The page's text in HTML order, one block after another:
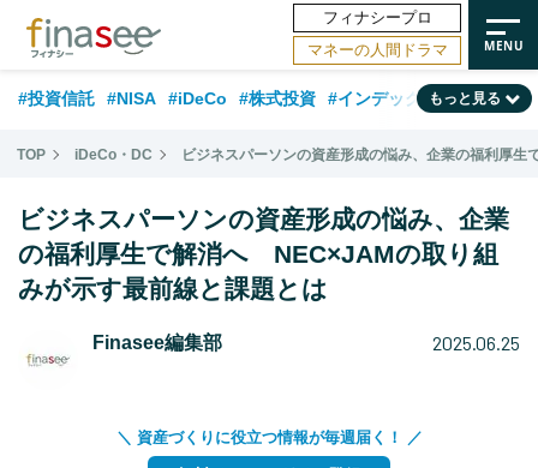
フィナシープロ
マネーの人間ドラマ
#投資信託 #NISA #iDeCo #株式投資 #インデックスファンド
#相談事例 #相続・贈与 #FP #新NISA #積立投資 #30代
#フィナンシャル・ウェルビーイング #企業型DC #退職金 #50代
#老後 #データ・調査 #金融用語解説 #話題の企業
もっと見る
TOP iDeCo・DC ビジネスパーソンの資産形成の悩み、企業の福利厚
ビジネスパーソンの資産形成の悩み、企業
の福利厚生で解消へ NEC×JAMの取り組
みが示す最前線と課題とは
Finasee編集部 2025.06.25
＼ 資産づくりに役立つ情報が毎週届く！ ／